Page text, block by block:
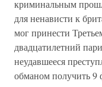
криминальным
для ненависти к
мог принести
двадцатилетний
неудавшееся
обманом получить 9